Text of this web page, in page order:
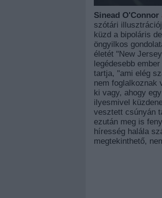
Sinead O'Connor
szótári
küzd a bipoláris
öngyilkos
életét "New
legédesebb
tartja, "ami elég
nem foglalkoznak
ki vagy, ahogy
ilyesmivel
vesztett csúnyán
ezután meg is
híresség halála
megtekinthető,